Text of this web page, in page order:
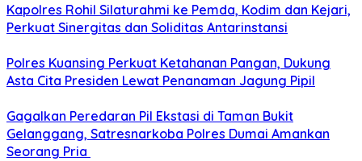
Kapolres Rohil Silaturahmi ke Pemda, Kodim dan Kejari,
Perkuat Sinergitas dan Soliditas Antarinstansi
Polres Kuansing Perkuat Ketahanan Pangan, Dukung
Asta Cita Presiden Lewat Penanaman Jagung Pipil
Gagalkan Peredaran Pil Ekstasi di Taman Bukit
Gelanggang, Satresnarkoba Polres Dumai Amankan
Seorang Pria